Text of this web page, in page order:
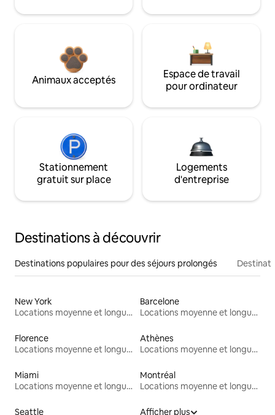
Animaux acceptés
Espace de travail
pour ordinateur
Stationnement
gratuit sur place
Logements
d'entreprise
Destinations à découvrir
Destinations populaires pour des séjours prolongés
New York
Locations moyenne et longue durée
Barcelone
Locations moyenne et longue durée
Florence
Locations moyenne et longue durée
Athènes
Locations moyenne et longue durée
Miami
Locations moyenne et longue durée
Montréal
Locations moyenne et longue durée
Seattle Afficher plus